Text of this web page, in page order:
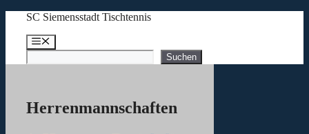
springen
SC Siemensstadt Tischtennis
Menü
Suchen Suchen
Herrenmannschaften